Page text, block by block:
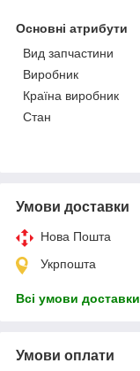
Основні атрибути
Вид запчастини
Виробник
Країна виробник
Стан
Умови доставки
Нова Пошта
Укрпошта
Всі умови доставки
Умови оплати